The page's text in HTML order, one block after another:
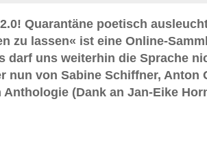
Kritik Quarantäne poetisch
zu lassen« ist eine Online-
darf uns weiterhin die Sprache
nun von Sabine Schiffner, Anton
Anthologie (Dank an Jan-Eike